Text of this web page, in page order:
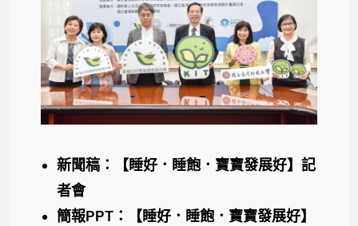
新聞稿：【睡好．睡飽．寶寶發展好】記
者會
簡報PPT：【睡好．睡飽．寶寶發展好】